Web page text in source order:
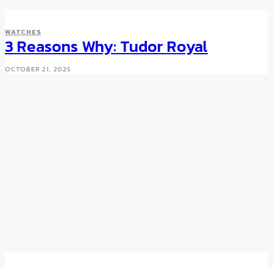
WATCHES
3 Reasons Why: Tudor Royal
OCTOBER 21, 2025